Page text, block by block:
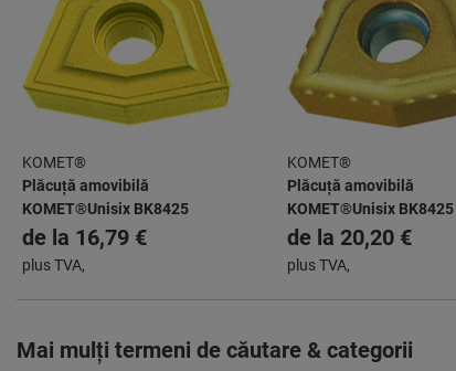
KOMET®
Plăcuță amovibilă
KOMET®Unisix BK8425
de la 16,79 €
plus TVA,
KOMET®
Plăcuță amovibilă
KOMET®Unisix BK8425
de la 20,20 €
plus TVA,
Mai mulţi termeni de căutare & categorii